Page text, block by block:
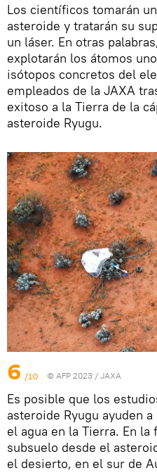
Los científicos tomarán
asteroide y tratarán su
un láser. En otras
explotarán los átomos
isótopos concretos del
empleados de la JAXA
exitoso a la Tierra de la
asteroide Ryugu.
6 /10 © AFP 2023 / JAXA
Es posible que los
asteroide Ryugu ayuden
el agua en la Tierra. En la
subsuelo desde el
el desierto, en el sur de